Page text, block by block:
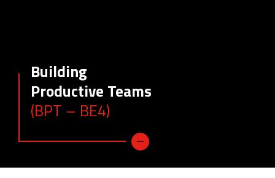
Building
Productive Teams
(BPT – BE4)